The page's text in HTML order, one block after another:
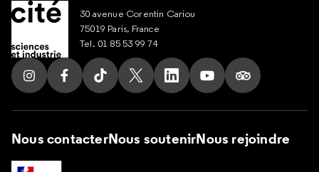
30 avenue Corentin Cariou
75019 Paris, France
Tel. 01 85 53 99 74
Suivez nous sur Instagram
Suivez nous sur Facebook
Suivez nous sur Tik Tok
Suivez nous sur X
Suivez nous sur LinkedIn
Suivez nous sur
Suivez nous
Nous contacterNous soutenirNous rejoindre